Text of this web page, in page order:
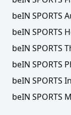
beIN SPORTS
beIN SPORTS
beIN SPORTS
beIN SPORTS
beIN SPORTS
beIN SPORTS